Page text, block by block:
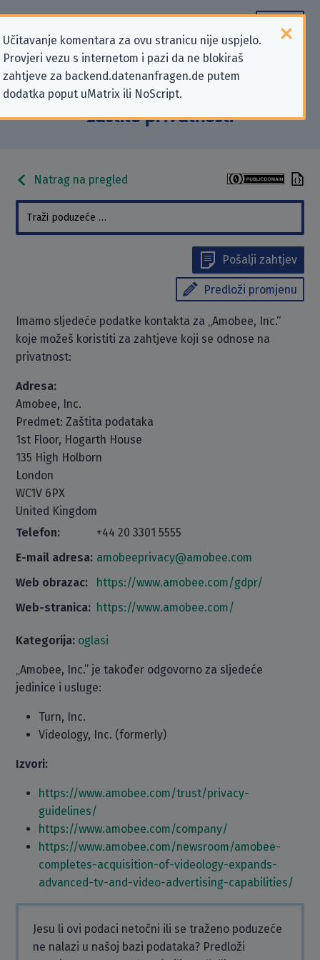
Učitavanje komentara za ovu stranicu nije uspjelo.
Provjeri vezu s internetom i pazi da ne blokiraš
zahtjeve za backend.datenanfragen.de putem
dodatka poput uMatrix ili NoScript.
Podaci kontakta „Amobee, Inc.”
koji se odnose na zahtjeve za
zaštitu privatnosti
Natrag na pregled
Pošalji zahtjev
Predloži promjenu
Imamo sljedeće podatke kontakta za „Amobee, Inc.“
koje možeš koristiti za zahtjeve koji se odnose na
privatnost:
Adresa:
Amobee, Inc.
Predmet: Zaštita podataka
1st Floor, Hogarth House
135 High Holborn
London
WC1V 6PX
United Kingdom
Telefon:
+44 20 3301 5555
E-mail adresa: amobeeprivacy@amobee.com
Web obrazac:
https://www.amobee.com/gdpr/
Web-stranica: https://www.amobee.com/
Kategorija: oglasi
„Amobee, Inc.” je također odgovorno za sljedeće
jedinice i usluge:
Turn, Inc.
Videology, Inc. (formerly)
Izvori:
https://www.amobee.com/trust/privacy-
guidelines/
https://www.amobee.com/company/
https://www.amobee.com/newsroom/amobee-
completes-acquisition-of-videology-expands-
advanced-tv-and-video-advertising-capabilities/
Jesu li ovi podaci netočni ili se traženo poduzeće
ne nalazi u našoj bazi podataka? Predloži